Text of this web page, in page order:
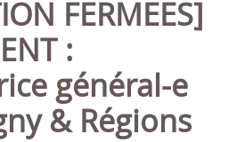
:
général-e
& Régions